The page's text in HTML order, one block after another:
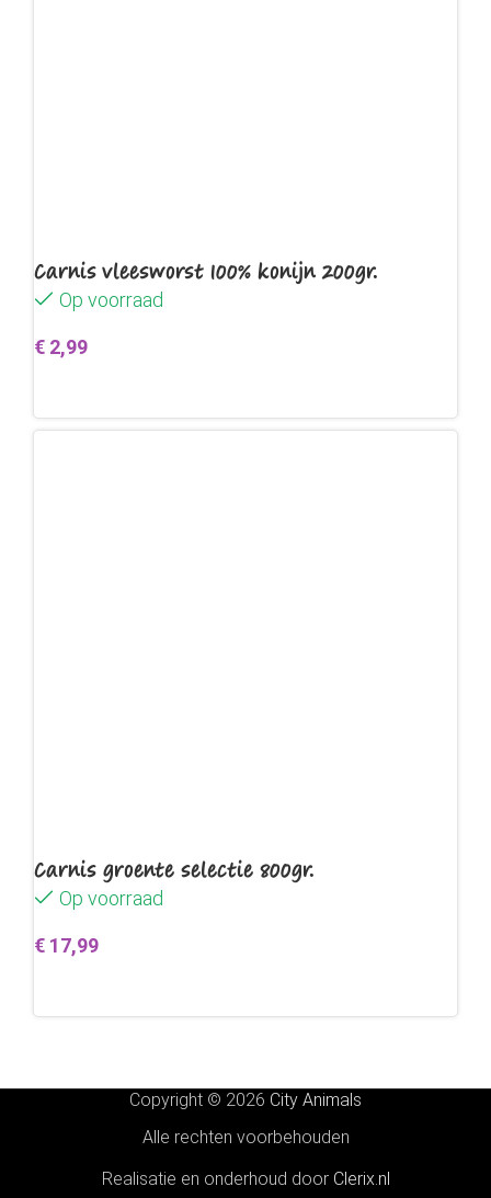
Carnis vleesworst 100% konijn 200gr.
Op voorraad
€ 2,99
Carnis groente selectie 800gr.
Op voorraad
€ 17,99
Copyright © 2026 City Animals
Alle rechten voorbehouden
Realisatie en onderhoud door Clerix.nl